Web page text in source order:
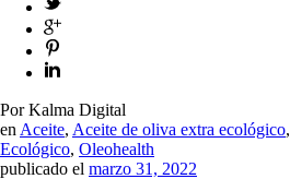
Por Kalma Digital
en Aceite, Aceite de oliva extra ecológico,
Ecológico, Oleohealth
publicado el marzo 31, 2022